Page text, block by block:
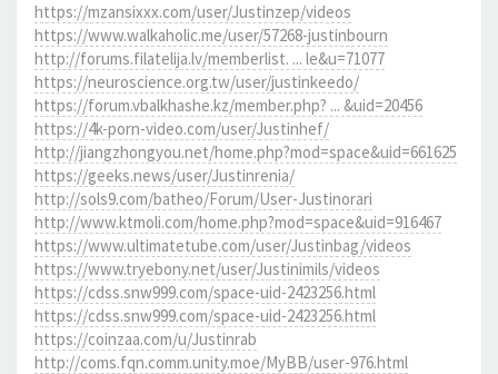
https://mzansixxx.com/user/Justinzep/videos
https://www.walkaholic.me/user/57268-justinbourn
http://forums.filatelija.lv/memberlist. ... le&u=71077
https://neuroscience.org.tw/user/justinkeedo/
https://forum.vbalkhashe.kz/member.php? ... &uid=20456
https://4k-porn-video.com/user/Justinhef/
http://jiangzhongyou.net/home.php?mod=space&uid=661625
https://geeks.news/user/Justinrenia/
http://sols9.com/batheo/Forum/User-Justinorari
http://www.ktmoli.com/home.php?mod=space&uid=916467
https://www.ultimatetube.com/user/Justinbag/videos
https://www.tryebony.net/user/Justinimils/videos
https://cdss.snw999.com/space-uid-2423256.html
https://cdss.snw999.com/space-uid-2423256.html
https://coinzaa.com/u/Justinrab
http://coms.fqn.comm.unity.moe/MyBB/user-976.html